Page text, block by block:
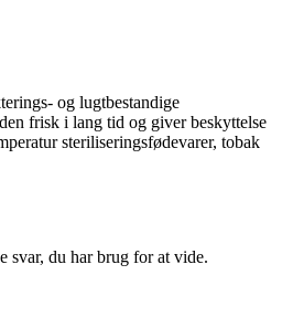
og lugtbestandige
frisk i lang tid og giver beskyttelse
steriliseringsfødevarer, tobak
svar, du har brug for at vide.